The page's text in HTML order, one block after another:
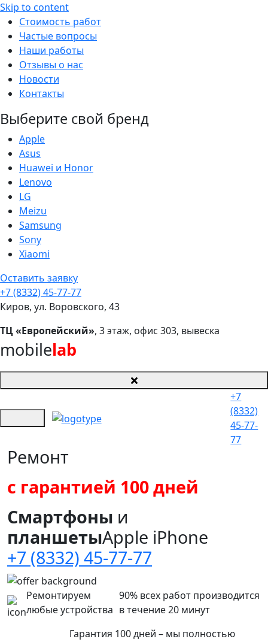
Skip to content
Стоимость работ
Частые вопросы
Наши работы
Отзывы о нас
Новости
Контакты
Выберите свой бренд
Apple
Asus
Huawei и Honor
Lenovo
LG
Meizu
Samsung
Sony
Xiaomi
Оставить заявку
+7 (8332) 45-77-77
Киров, ул. Воровского, 43
ТЦ «Европейский», 3 этаж, офис 303, вывеска
mobilelab
+7
(8332)
45-77-
77
Ремонт
с гарантией 100 дней
Смартфоны и
планшетыApple iPhone
+7 (8332) 45-77-77
Ремонтируем
любые устройства
90% всех работ производится
в течение 20 минут
Гарантия 100 дней – мы полностью